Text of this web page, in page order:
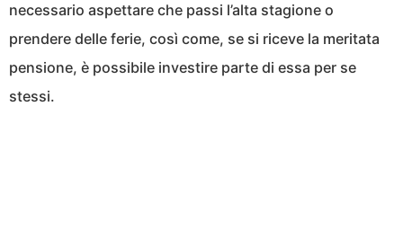
necessario aspettare che passi l’alta stagione o
prendere delle ferie, così come, se si riceve la meritata
pensione, è possibile investire parte di essa per se
stessi.